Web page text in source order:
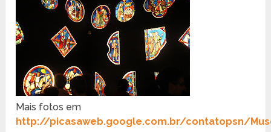
Mais fotos em
http://picasaweb.google.com.br/contatopsn/